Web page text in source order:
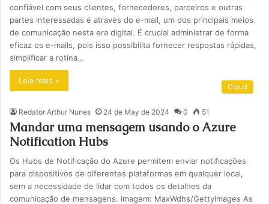
confiável com seus clientes, fornecedores, parceiros e outras
partes interessadas é através do e-mail, um dos principais meios
de comunicação nesta era digital. É crucial administrar de forma
eficaz os e-mails, pois isso possibilita fornecer respostas rápidas,
simplificar a rotina…
Leia mais »
Cloud
Redator Arthur Nunes 24 de May de 2024 0 51
Mandar uma mensagem usando o Azure
Notification Hubs
Os Hubs de Notificação do Azure permitem enviar notificações
para dispositivos de diferentes plataformas em qualquer local,
sem a necessidade de lidar com todos os detalhes da
comunicação de mensagens. Imagem: MaxWdhs/GettyImages As